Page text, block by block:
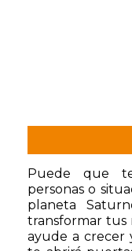
Puede que
personas o
planeta
transformar tus
ayude a crecer